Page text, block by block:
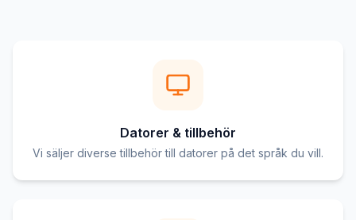
Datorer & tillbehör
Vi säljer diverse tillbehör till datorer på det språk du vill.